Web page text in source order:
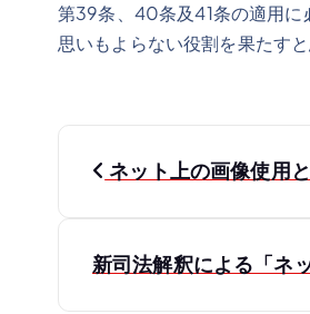
第39条、40条及41条の適用に
思いもよらない役割を果たすと
投
ナ
ネット上の画像使用
新司法解釈による「ネ